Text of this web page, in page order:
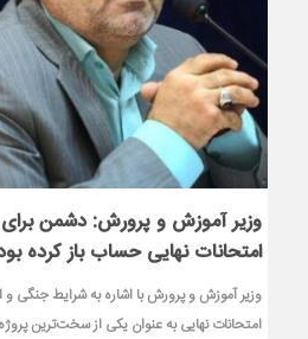
وزیر آموزش و پرورش: دشمن
امتحانات نهایی حساب باز کرده
وزیر آموزش و پرورش با اشاره به شرایط جنگی و
امتحانات نهایی به عنوان یکی از سخت‌ترین